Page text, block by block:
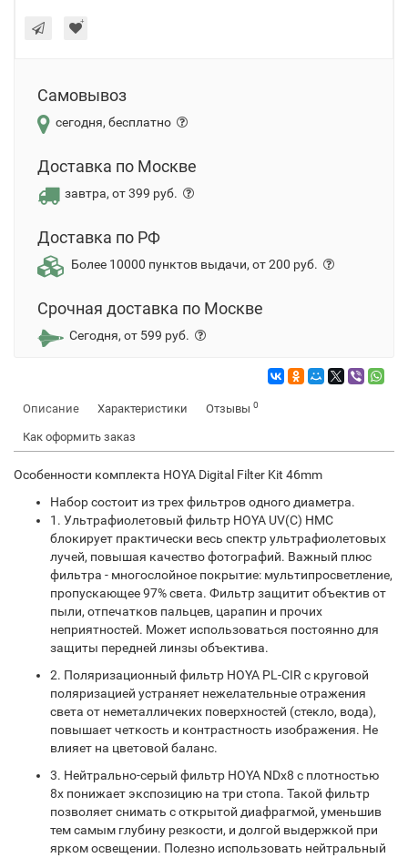
Самовывоз
сегодня, бесплатно
Доставка по Москве
завтра, от 399 руб.
Доставка по РФ
Более 10000 пунктов выдачи, от 200 руб.
Срочная доставка по Москве
Сегодня, от 599 руб.
Описание Характеристики Отзывы 0
Как оформить заказ
Особенности комплекта HOYA Digital Filter Kit 46mm
Набор состоит из трех фильтров одного диаметра.
1. Ультрафиолетовый фильтр HOYA UV(C) HMC
блокирует практически весь спектр ультрафиолетовых
лучей, повышая качество фотографий. Важный плюс
фильтра - многослойное покрытие: мультипросветление,
пропускающее 97% света. Фильтр защитит объектив от
пыли, отпечатков пальцев, царапин и прочих
неприятностей. Может использоваться постоянно для
защиты передней линзы объектива.
2. Поляризационный фильтр HOYA PL-CIR с круговой
поляризацией устраняет нежелательные отражения
света от неметалличеких поверхностей (стекло, вода),
повышает четкость и контрастность изображения. Не
влияет на цветовой баланс.
3. Нейтрально-серый фильтр HOYA NDx8 с плотностью
8x понижает экспозицию на три стопа. Такой фильтр
позволяет снимать с открытой диафрагмой, уменьшив
тем самым глубину резкости, и долгой выдержкой при
ярком освещении. Полезно использовать нейтральный